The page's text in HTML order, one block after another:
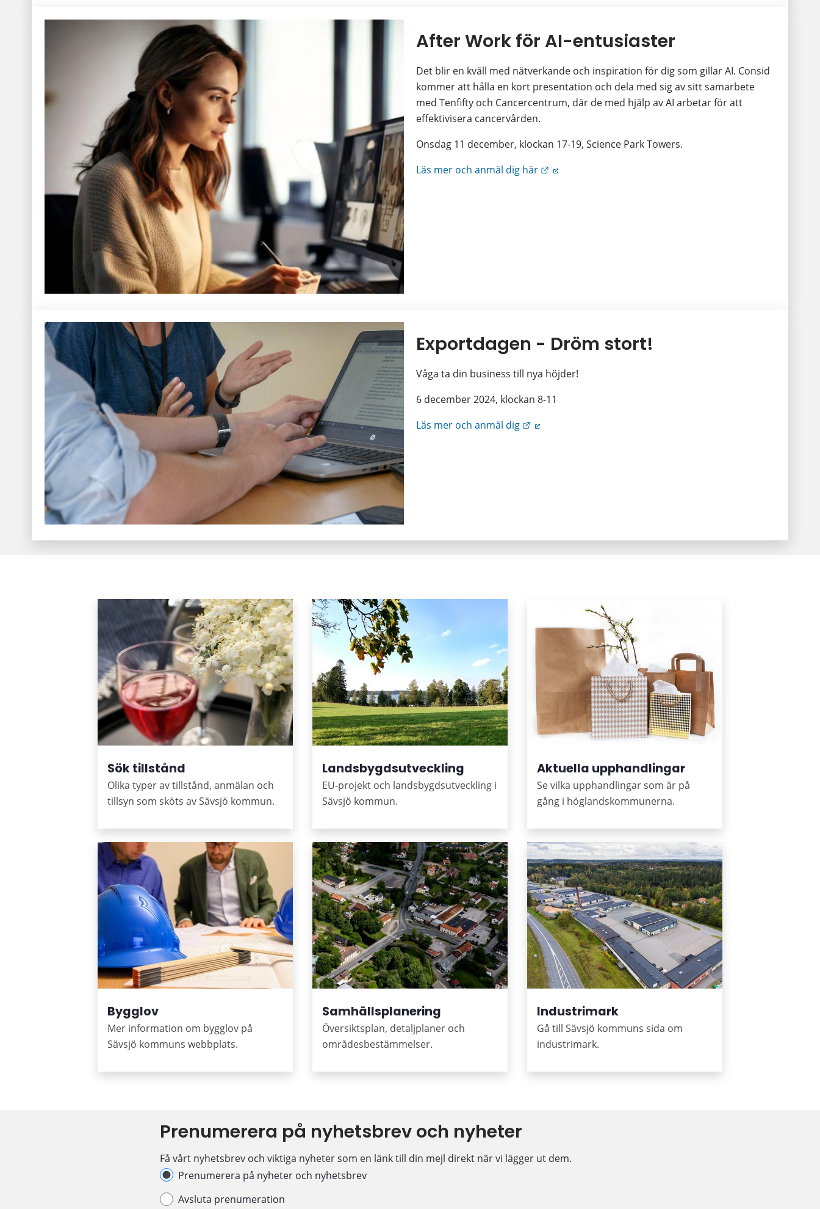
After Work för AI-entusiaster
Det blir en kväll med nätverkande och inspiration för dig som gillar AI. Consid
kommer att hålla en kort presentation och dela med sig av sitt samarbete
med Tenfifty och Cancercentrum, där de med hjälp av AI arbetar för att
effektivisera cancervården.
Onsdag 11 december, klockan 17-19, Science Park Towers.
Läs mer och anmäl dig här
Länk till annan webbplats.
Exportdagen - Dröm stort!
Våga ta din business till nya höjder!
6 december 2024, klockan 8-11
Läs mer och anmäl dig
Länk till annan webbplats.
Sök tillstånd
Olika typer av tillstånd, anmälan och
tillsyn som sköts av Sävsjö kommun.
Landsbygdsutveckling
EU-projekt och landsbygdsutveckling i
Sävsjö kommun.
Aktuella upphandlingar
Se vilka upphandlingar som är på
gång i höglandskommunerna.
Bygglov
Mer information om bygglov på
Sävsjö kommuns webbplats.
Samhällsplanering
Översiktsplan, detaljplaner och
områdesbestämmelser.
Industrimark
Gå till Sävsjö kommuns sida om
industrimark.
Prenumerera på nyhetsbrev och nyheter
Få vårt nyhetsbrev och viktiga nyheter som en länk till din mejl direkt när vi lägger ut dem.
Hantera prenumeration
Prenumerera på nyheter och nyhetsbrev
Avsluta prenumeration